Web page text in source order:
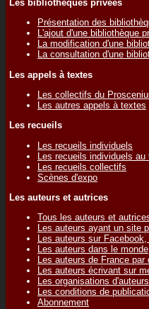
Les bibliothèques privées
Présentation des
L'ajout d'une bibliothèque
La modification d'une
La consultation d'une
Les appels à textes
Les collectifs du
Les autres appels à textes
Les recueils
Les recueils individuels
Les recueils individuels au
Les recueils collectifs
Scènes d'expo
Les auteurs et autrices
Tous les auteurs et
Les auteurs ayant un site
Les auteurs sur
Les auteurs dans le monde
Les auteurs de France par
Les auteurs écrivant sur
Les organisations d'auteurs
Les conditions de
Abonnement